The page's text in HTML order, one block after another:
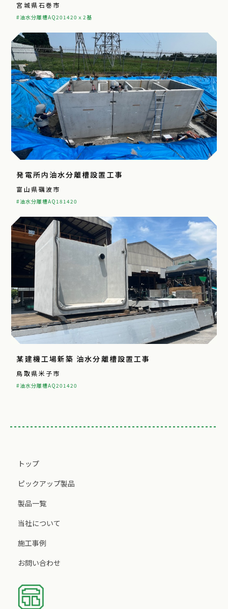
宮城県石巻市
#油水分離槽AQ201420ｘ2基
発電所内油水分離槽設置工事
富山県礪波市
#油水分離槽AQ181420
某建機工場新築 油水分離槽設置工事
鳥取県米子市
#油水分離槽AQ201420
トップ
ピックアップ製品
製品一覧
当社について
施工事例
お問い合わせ